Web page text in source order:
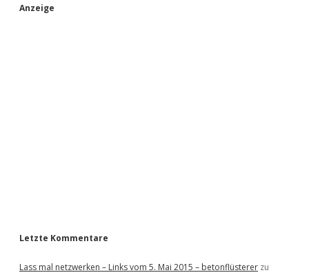
S
Anzeige
Letzte Kommentare
Lass mal netzwerken – Links vom 5. Mai 2015 – betonflüsterer zu